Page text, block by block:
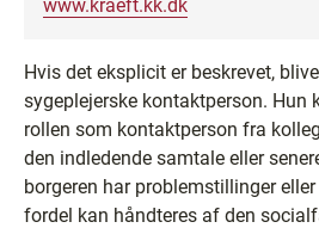
www.kraeft.kk.dk
Hvis det eksplicit er beskrevet,
sygeplejerske kontaktperson. Hun
rollen som kontaktperson fra
den indledende samtale eller
borgeren har problemstillinger
fordel kan håndteres af den